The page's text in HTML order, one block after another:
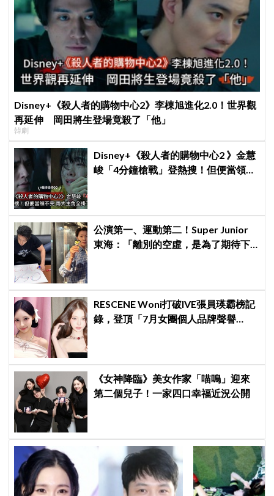
Disney+《殺人者的購物中心2》李棟旭進化2.0！世界觀
再延伸 岡田將生登場竟殺了「他」
韓劇
Disney+《殺人者的購物中心2 》金慧
峻「4分鐘槍戰」登熱搜！但便當領不
公演第一、運動第二！Super Junior
東海：「離別的空虛，是為了期待下
RESCENE Woni打破IVE張員瑛霸榜記
錄，登頂「7月女團個人品牌聲譽
《女神降臨》美女作家「喵嗚」迎來
第二個兒子！一家四口幸福近況公開